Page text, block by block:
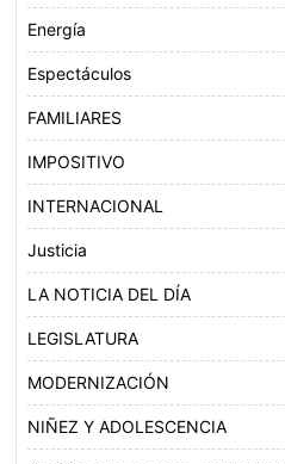
Energía
Espectáculos
FAMILIARES
IMPOSITIVO
INTERNACIONAL
Justicia
LA NOTICIA DEL DÍA
LEGISLATURA
MODERNIZACIÓN
NIÑEZ Y ADOLESCENCIA